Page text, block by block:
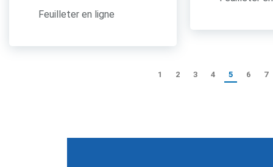
Feuilleter en ligne
1 2 3 4 5 6 7